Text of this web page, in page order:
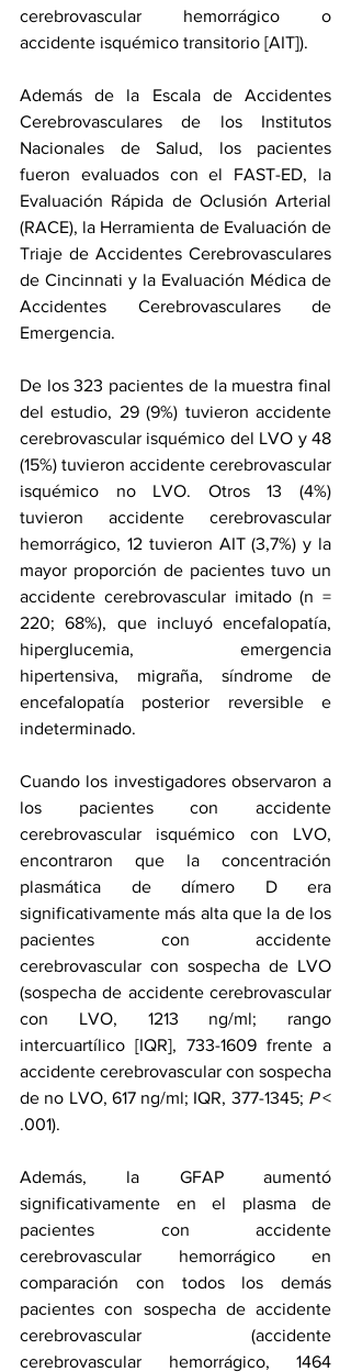
cerebrovascular hemorrágico o
accidente isquémico transitorio [AIT]).
Además de la Escala de Accidentes
Cerebrovasculares de los Institutos
Nacionales de Salud, los pacientes
fueron evaluados con el FAST-ED, la
Evaluación Rápida de Oclusión Arterial
(RACE), la Herramienta de Evaluación de
Triaje de Accidentes Cerebrovasculares
de Cincinnati y la Evaluación Médica de
Accidentes Cerebrovasculares de
Emergencia.
De los 323 pacientes de la muestra final
del estudio, 29 (9%) tuvieron accidente
cerebrovascular isquémico del LVO y 48
(15%) tuvieron accidente cerebrovascular
isquémico no LVO. Otros 13 (4%)
tuvieron accidente cerebrovascular
hemorrágico, 12 tuvieron AIT (3,7%) y la
mayor proporción de pacientes tuvo un
accidente cerebrovascular imitado (n =
220; 68%), que incluyó encefalopatía,
hiperglucemia, emergencia
hipertensiva, migraña, síndrome de
encefalopatía posterior reversible e
indeterminado.
Cuando los investigadores observaron a
los pacientes con accidente
cerebrovascular isquémico con LVO,
encontraron que la concentración
plasmática de dímero D era
significativamente más alta que la de los
pacientes con accidente
cerebrovascular con sospecha de LVO
(sospecha de accidente cerebrovascular
con LVO, 1213 ng/ml; rango
intercuartílico [IQR], 733-1609 frente a
accidente cerebrovascular con sospecha
de no LVO, 617 ng/ml; IQR, 377-1345; P <
.001).
Además, la GFAP aumentó
significativamente en el plasma de
pacientes con accidente
cerebrovascular hemorrágico en
comparación con todos los demás
pacientes con sospecha de accidente
cerebrovascular (accidente
cerebrovascular hemorrágico, 1464